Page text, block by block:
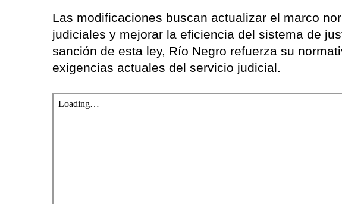
Las modificaciones buscan actualizar el marco
judiciales y mejorar la eficiencia del sistema de
sanción de esta ley, Río Negro refuerza su
exigencias actuales del servicio judicial.